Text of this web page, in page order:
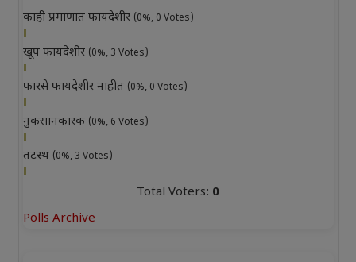
काही प्रमाणात फायदेशीर (0%, 0 Votes)
खूप फायदेशीर (0%, 3 Votes)
फारसे फायदेशीर नाहीत (0%, 0 Votes)
नुकसानकारक (0%, 6 Votes)
तटस्थ (0%, 3 Votes)
Total Voters: 0
Polls Archive